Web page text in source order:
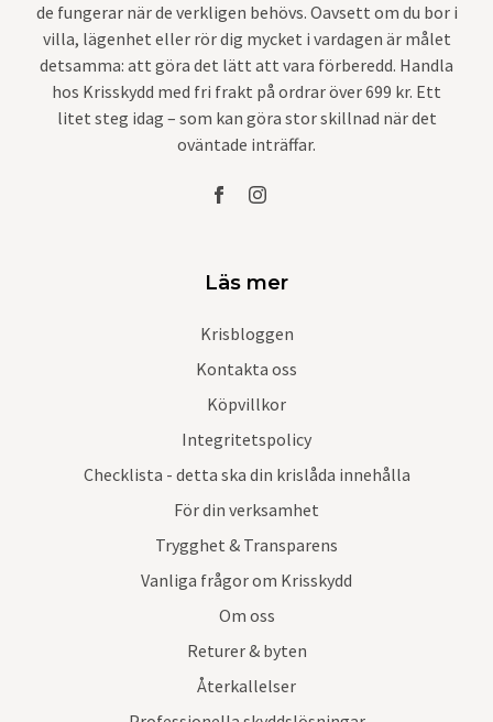
de fungerar när de verkligen behövs. Oavsett om du bor i
villa, lägenhet eller rör dig mycket i vardagen är målet
detsamma: att göra det lätt att vara förberedd. Handla
hos Krisskydd med fri frakt på ordrar över 699 kr. Ett
litet steg idag – som kan göra stor skillnad när det
oväntade inträffar.
Läs mer
Krisbloggen
Kontakta oss
Köpvillkor
Integritetspolicy
Checklista - detta ska din krislåda innehålla
För din verksamhet
Trygghet & Transparens
Vanliga frågor om Krisskydd
Om oss
Returer & byten
Återkallelser